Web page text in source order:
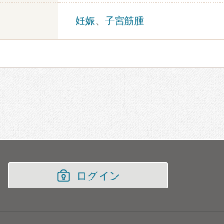
妊娠 子宮筋腫
ログイン